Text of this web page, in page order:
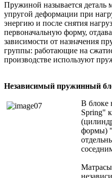
Пружиной называется деталь
упругой деформации при
энергию и после снятия
первоначальную форму,
зависимости от назначения
группы: работающие на
производстве используют
Независимый пружинный
В блоке
Spring"
формы)